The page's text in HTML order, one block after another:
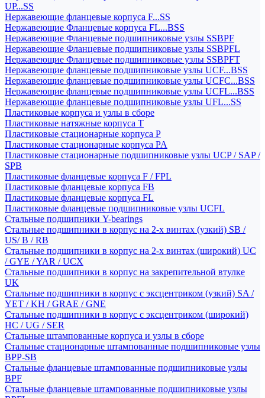
UP...SS
Нержавеющие фланцевые корпуса F...SS
Нержавеющие Фланцевые корпуса FL...BSS
Нержавеющие Фланцевые подшипниковые узлы SSBPF
Нержавеющие Фланцевые подшипниковые узлы SSBPFL
Нержавеющие Фланцевые подшипниковые узлы SSBPFT
Нержавеющие фланцевые подшипниковые узлы UCF...BSS
Нержавеющие фланцевые подшипниковые узлы UCFC...BSS
Нержавеющие фланцевые подшипниковые узлы UCFL...BSS
Нержавеющие фланцевые подшипниковые узлы UFL...SS
Пластиковые корпуса и узлы в сборе
Пластиковые натяжные корпуса T
Пластиковые стационарные корпуса P
Пластиковые стационарные корпуса PA
Пластиковые стационарные подшипниковые узлы UCP / SAP /
SPB
Пластиковые фланцевые корпуса F / FPL
Пластиковые фланцевые корпуса FB
Пластиковые фланцевые корпуса FL
Пластиковые фланцевые подшипниковые узлы UCFL
Стальные подшипники Y-bearings
Стальные подшипники в корпус на 2-х винтах (узкий) SB /
US/ B / RB
Стальные подшипники в корпус на 2-х винтах (широкий) UC
/ GYE / YAR / UCX
Стальные подшипники в корпус на закрепительной втулке
UK
Стальные подшипники в корпус с эксцентриком (узкий) SA /
YET / KH / GRAE / GNE
Стальные подшипники в корпус с эксцентриком (широкий)
HC / UG / SER
Стальные штампованные корпуса и узлы в сборе
Стальные стационарные штампованные подшипниковые узлы
BPP-SB
Стальные фланцевые штампованные подшипниковые узлы
BPF
Стальные фланцевые штампованные подшипниковые узлы